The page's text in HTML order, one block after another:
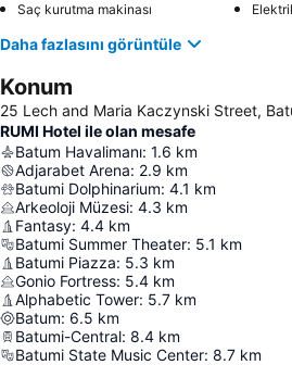
Saç kurutma makinası
Daha fazlasını görüntüle
Konum
25 Lech and Maria Kaczynski Street,
RUMI Hotel ile olan mesafe
Batum Havalimanı: 1.6 km
Adjarabet Arena: 2.9 km
Batumi Dolphinarium: 4.1 km
Arkeoloji Müzesi: 4.3 km
Fantasy: 4.4 km
Batumi Summer Theater: 5.1 km
Batumi Piazza: 5.3 km
Gonio Fortress: 5.4 km
Alphabetic Tower: 5.7 km
Batum: 6.5 km
Batumi-Central: 8.4 km
Batumi State Music Center: 8.7 km